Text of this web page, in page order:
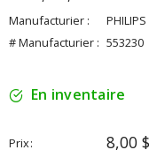
Manufacturier :
# Manufacturier : 553230
En inventaire
Prix 8,00 $